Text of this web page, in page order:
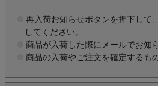
再入荷お知らせボタンを押下して
してください。
商品が入荷した際にメールでお知
商品の入荷やご注文を確定するも